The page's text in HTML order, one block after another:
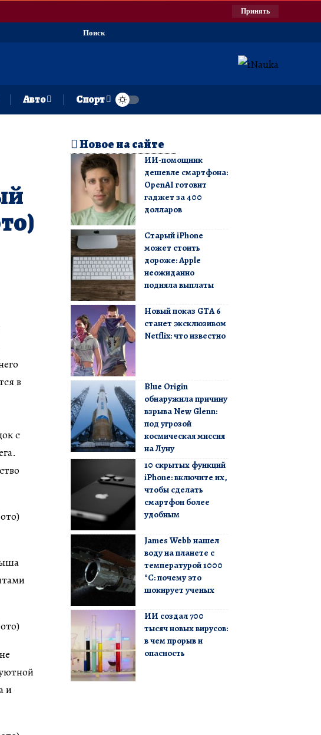
Принять
Поиск
Авто Спорт
в
с
и
Новое на сайте
ИИ-помощник
дешевле смартфона:
OpenAI готовит
гаджет за 400
долларов
Старый iPhone
может стоить
дороже: Apple
неожиданно
подняла выплаты
Новый показ GTA 6
станет эксклюзивом
Netflix: что известно
Blue Origin
обнаружила причину
взрыва New Glenn:
под угрозой
космическая миссия
на Луну
10 скрытых функций
iPhone: включите их,
чтобы сделать
смартфон более
удобным
James Webb нашел
воду на планете с
температурой 1000
°C: почему это
шокирует ученых
ИИ создал 700
тысяч новых вирусов:
в чем прорыв и
опасность